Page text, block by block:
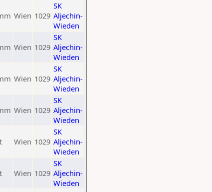
Wien 1029
SK
Aljechin-
Wieden
Wien 1029
SK
Aljechin-
Wieden
Wien 1029
SK
Aljechin-
Wieden
Wien 1029
SK
Aljechin-
Wieden
Wien 1029
SK
Aljechin-
Wieden
Wien 1029
SK
Aljechin-
Wieden